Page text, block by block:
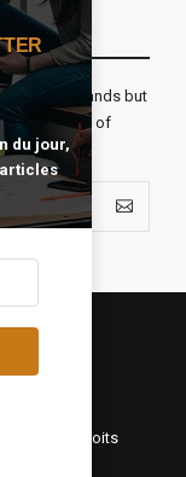
Matin
new lands but
destinations of
Tous droits
du jour,